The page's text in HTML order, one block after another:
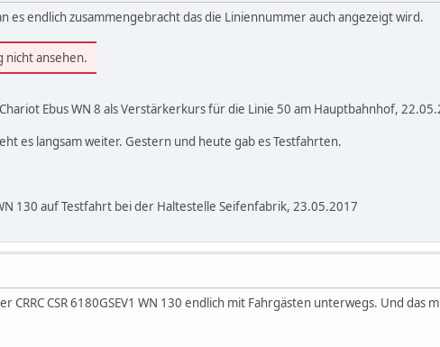
es endlich zusammengebracht das die Liniennummer auch angezeigt wird.
nicht ansehen.
Ebus WN 8 als Verstärkerkurs für die Linie 50 am Hauptbahnhof,
es langsam weiter. Gestern und heute gab es Testfahrten.
WN 130 auf Testfahrt bei der Haltestelle Seifenfabrik, 23.05.2017
CRRC CSR 6180GSEV1 WN 130 endlich mit Fahrgästen unterwegs. Und